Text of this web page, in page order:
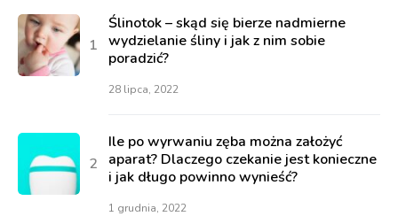
Ślinotok – skąd się bierze nadmierne
wydzielanie śliny i jak z nim sobie
poradzić?
28 lipca, 2022
Ile po wyrwaniu zęba można założyć
aparat? Dlaczego czekanie jest konieczne
i jak długo powinno wynieść?
1 grudnia, 2022